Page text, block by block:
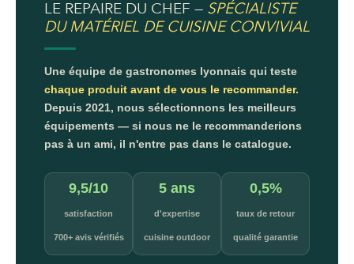
LE REPAIRE DU CHEF — SPÉCIALISTE
DU MATÉRIEL DE CUISINE CONVIVIAL
Une équipe de gastronomes lyonnais qui teste
chaque produit avant de vous le recommander.
Depuis 2021, nous sélectionnons les meilleurs
équipements — si nous ne le recommanderions
pas à un ami, il n'entre pas dans le catalogue.
9,5/10
satisfaction
700+ avis vérifiés
5 ans
d'expertise
cuisine outdoor
0,5%
taux de retour
qualité garantie